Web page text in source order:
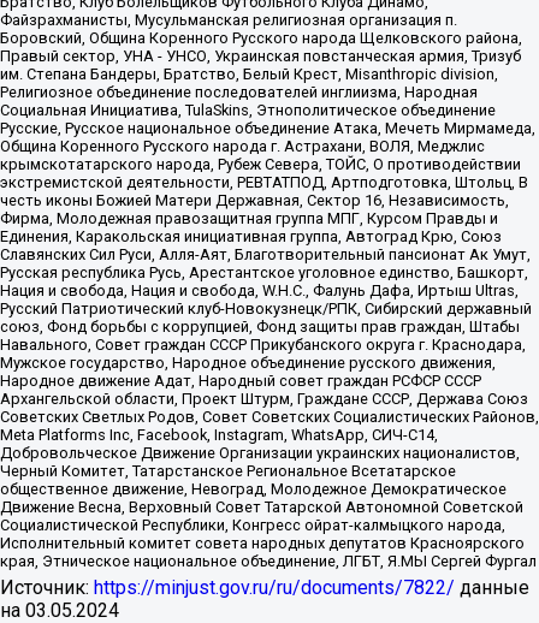
Файзрахманисты, Мусульманская религиозная организация п.
Боровский, Община Коренного Русского народа Щелковского района,
Правый сектор, УНА - УНСО, Украинская повстанческая армия, Тризуб
им. Степана Бандеры, Братство, Белый Крест, Misanthropic division,
Религиозное объединение последователей инглиизма, Народная
Социальная Инициатива, TulaSkins, Этнополитическое объединение
Русские, Русское национальное объединение Атака, Мечеть Мирмамеда,
Община Коренного Русского народа г. Астрахани, ВОЛЯ, Меджлис
крымскотатарского народа, Рубеж Севера, ТОЙС, О противодействии
экстремистской деятельности, РЕВТАТПОД, Артподготовка, Штольц, В
честь иконы Божией Матери Державная, Сектор 16, Независимость,
Фирма, Молодежная правозащитная группа МПГ, Курсом Правды и
Единения, Каракольская инициативная группа, Автоград Крю, Союз
Славянских Сил Руси, Алля-Аят, Благотворительный пансионат Ак Умут,
Русская республика Русь, Арестантское уголовное единство, Башкорт,
Нация и свобода, Нация и свобода, W.H.С., Фалунь Дафа, Иртыш Ultras,
Русский Патриотический клуб-Новокузнецк/РПК, Сибирский державный
союз, Фонд борьбы с коррупцией, Фонд защиты прав граждан, Штабы
Навального, Совет граждан СССР Прикубанского округа г. Краснодара,
Мужское государство, Народное объединение русского движения,
Народное движение Адат, Народный совет граждан РСФСР СССР
Архангельской области, Проект Штурм, Граждане СССР, Держава Союз
Советских Светлых Родов, Совет Советских Социалистических Районов,
Meta Platforms Inc, Facebook, Instagram, WhatsApp, СИЧ-С14,
Добровольческое Движение Организации украинских националистов,
Черный Комитет, Татарстанское Региональное Всетатарское
общественное движение, Невоград, Молодежное Демократическое
Движение Весна, Верховный Совет Татарской Автономной Советской
Социалистической Республики, Конгресс ойрат-калмыцкого народа,
Исполнительный комитет совета народных депутатов Красноярского
края, Этническое национальное объединение, ЛГБТ, Я.МЫ Сергей Фургал
Источник: https://minjust.gov.ru/ru/documents/7822/ данные
на 03.05.2024